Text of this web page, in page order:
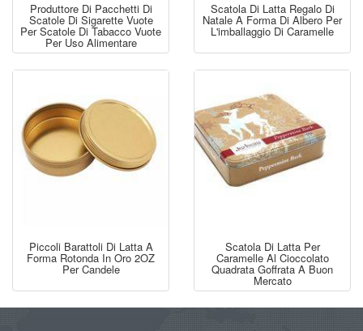
Produttore Di Pacchetti Di
Scatole Di Sigarette Vuote
Per Scatole Di Tabacco Vuote
Per Uso Alimentare
Scatola Di Latta Regalo Di
Natale A Forma Di Albero Per
L'imballaggio Di Caramelle
Piccoli Barattoli Di Latta A
Forma Rotonda In Oro 2OZ
Per Candele
Scatola Di Latta Per
Caramelle Al Cioccolato
Quadrata Goffrata A Buon
Mercato